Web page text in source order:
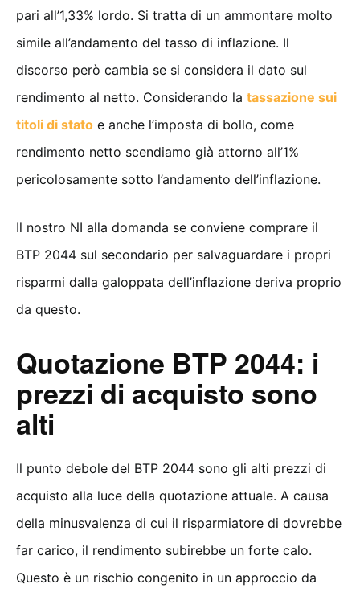
pari all’1,33% lordo. Si tratta di un ammontare molto
simile all’andamento del tasso di inflazione. Il
discorso però cambia se si considera il dato sul
rendimento al netto. Considerando la tassazione sui
titoli di stato e anche l’imposta di bollo, come
rendimento netto scendiamo già attorno all’1%
pericolosamente sotto l’andamento dell’inflazione.
Il nostro NI alla domanda se conviene comprare il
BTP 2044 sul secondario per salvaguardare i propri
risparmi dalla galoppata dell’inflazione deriva proprio
da questo.
Quotazione BTP 2044: i
prezzi di acquisto sono
alti
Il punto debole del BTP 2044 sono gli alti prezzi di
acquisto alla luce della quotazione attuale. A causa
della minusvalenza di cui il risparmiatore di dovrebbe
far carico, il rendimento subirebbe un forte calo.
Questo è un rischio congenito in un approccio da